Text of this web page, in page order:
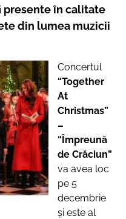
presente în calitate
din lumea muzicii
Concertul
“Together
At
Christmas”
–
“Împreună
de Crăciun”
va avea loc
pe 5
decembrie
și este al